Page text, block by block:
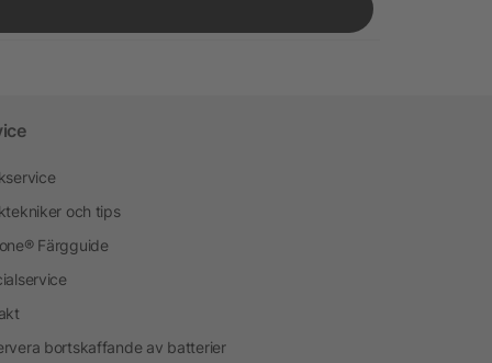
och tips
Färgguide
bortskaffande av batterier